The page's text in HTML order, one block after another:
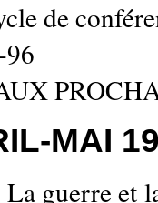
de
MAI
guerre et